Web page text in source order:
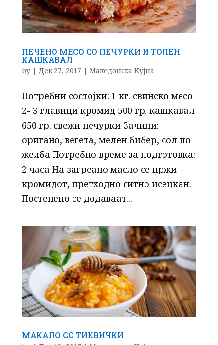
ПЕЧЕНО МЕСО СО ПЕЧУРКИ И ТОПЕН
КАШКАВАЛ
by | Дек 27, 2017 | Македонска Кујна
Потребни состојки: 1 кг. свинско месо
2- 3 главици кромид 500 гр. кашкавал
650 гр. свежи печурки Зачини:
оригано, вегета, мелен бибер, сол по
желба Потребно време за подготовка:
2 часа На загреано масло се пржи
кромидот, претходно ситно исецкан.
Постепено се додаваат...
МАКАЛО СО ТИКВИЧКИ